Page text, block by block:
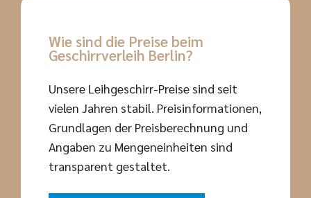
Wie sind die Preise beim
Geschirrverleih Berlin?
Unsere Leihgeschirr-Preise sind seit
vielen Jahren stabil. Preisinformationen,
Grundlagen der Preisberechnung und
Angaben zu Mengeneinheiten sind
transparent gestaltet.